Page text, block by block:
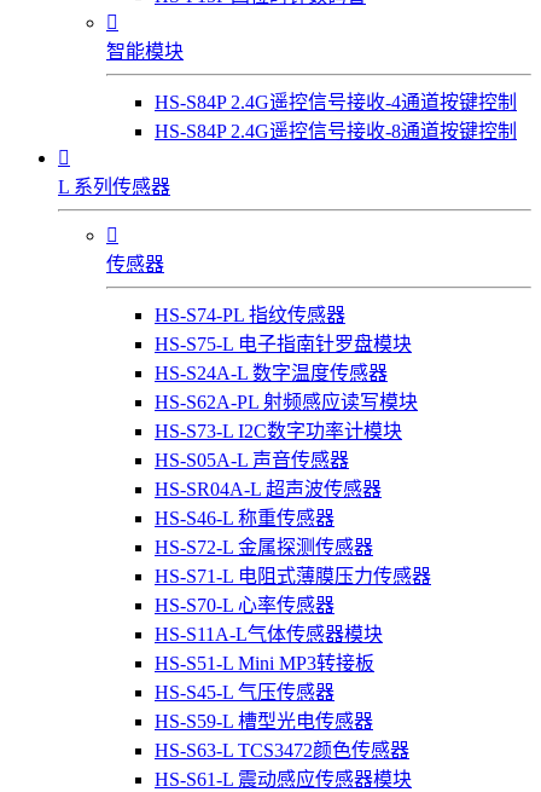

智能模块
HS-S84P 2.4G遥控信号接收-4通道按键控制
HS-S84P 2.4G遥控信号接收-8通道按键控制

L 系列传感器

传感器
HS-S74-PL 指纹传感器
HS-S75-L 电子指南针罗盘模块
HS-S24A-L 数字温度传感器
HS-S62A-PL 射频感应读写模块
HS-S73-L I2C数字功率计模块
HS-S05A-L 声音传感器
HS-SR04A-L 超声波传感器
HS-S46-L 称重传感器
HS-S72-L 金属探测传感器
HS-S71-L 电阻式薄膜压力传感器
HS-S70-L 心率传感器
HS-S11A-L气体传感器模块
HS-S51-L Mini MP3转接板
HS-S45-L 气压传感器
HS-S59-L 槽型光电传感器
HS-S63-L TCS3472颜色传感器
HS-S61-L 震动感应传感器模块